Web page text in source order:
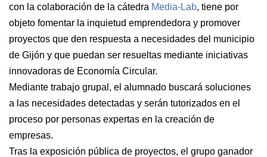
con la colaboración de la cátedra Media-Lab, tiene por
objeto fomentar la inquietud emprendedora y promover
proyectos que den respuesta a necesidades del municipio
de Gijón y que puedan ser resueltas mediante iniciativas
innovadoras de Economía Circular.
Mediante trabajo grupal, el alumnado buscará soluciones
a las necesidades detectadas y serán tutorizados en el
proceso por personas expertas en la creación de
empresas.
Tras la exposición pública de proyectos, el grupo ganador